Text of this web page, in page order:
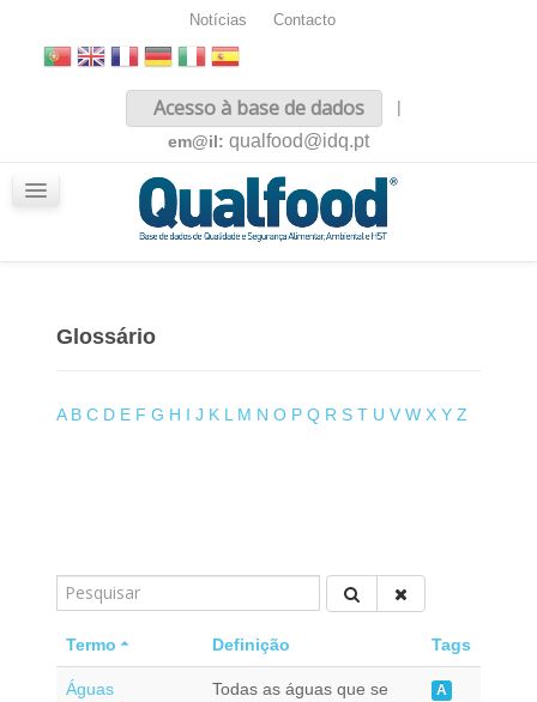
Notícias Contacto
Acesso à base de dados
|
em@il: qualfood@idq.pt
Glossário
A B C D E F G H I J K L M N O P Q R S T U V W X Y Z
Termo Definição Tags
Águas
Todas as águas que se
A